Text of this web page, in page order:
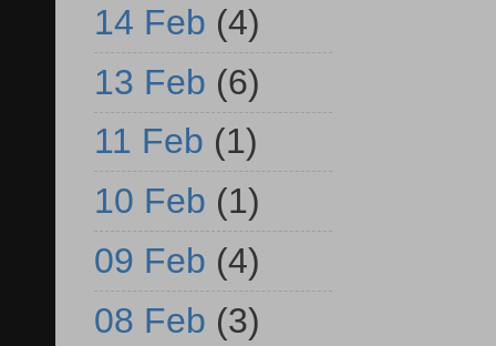
14 Feb (4)
13 Feb (6)
11 Feb (1)
10 Feb (1)
09 Feb (4)
08 Feb (3)